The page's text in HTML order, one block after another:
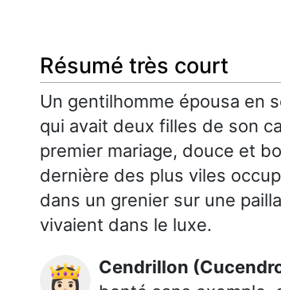
Résumé très court
Un gentilhomme épousa en
qui avait deux filles de son
premier mariage, douce et
dernière des plus viles
dans un grenier sur une
vivaient dans le luxe.
👸🏻 Cendrillon